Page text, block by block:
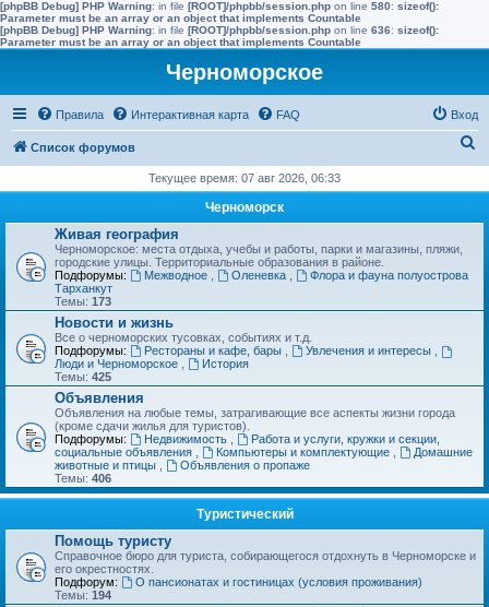
[phpBB Debug] PHP Warning: in file [ROOT]/phpbb/session.php on line 580: sizeof():
Parameter must be an array or an object that implements Countable
[phpBB Debug] PHP Warning: in file [ROOT]/phpbb/session.php on line 636: sizeof():
Parameter must be an array or an object that implements Countable
Черноморское
Правила Интерактивная карта FAQ Вход
Список форумов
с
Текущее время: 07 авг 2026, 06:33
Черноморск
Живая география
Черноморское: места отдыха, учебы и работы, парки и магазины, пляжи,
городские улицы. Территориальные образования в районе.
Подфорумы:
Межводное Оленевка
Флора и фауна полуострова
Тарханкут
Темы: 173
Новости и жизнь
Все о черноморских тусовках, событиях и т.д.
Подфорумы:
Рестораны и кафе, бары Увлечения и интересы
Люди и Черноморское
История
Темы: 425
Объявления
Объявления на любые темы, затрагивающие все аспекты жизни города
(кроме сдачи жилья для туристов).
Подфорумы:
Недвижимость
Работа и услуги, кружки и секции,
социальные объявления
Компьютеры и комплектующие
Домашние
животные и птицы
Объявления о пропаже
Темы: 406
Туристический
Помощь туристу
Справочное бюро для туриста, собирающегося отдохнуть в Черноморске и
его окрестностях.
Подфорум:
О пансионатах и гостиницах (условия проживания)
Темы: 194